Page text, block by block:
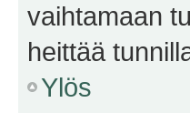
vaihtamaan
heittää
Ylös